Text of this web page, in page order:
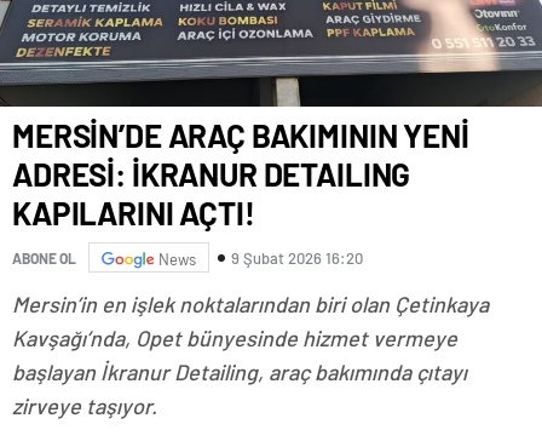
MERSİN’DE ARAÇ BAKIMININ YENİ
ADRESİ: İKRANUR DETAILING
KAPILARINI AÇTI!
ABONE OL News 9 Şubat 2026 16:20
Mersin’in en işlek noktalarından biri olan Çetinkaya
Kavşağı’nda, Opet bünyesinde hizmet vermeye
başlayan İkranur Detailing, araç bakımında çıtayı
zirveye taşıyor.